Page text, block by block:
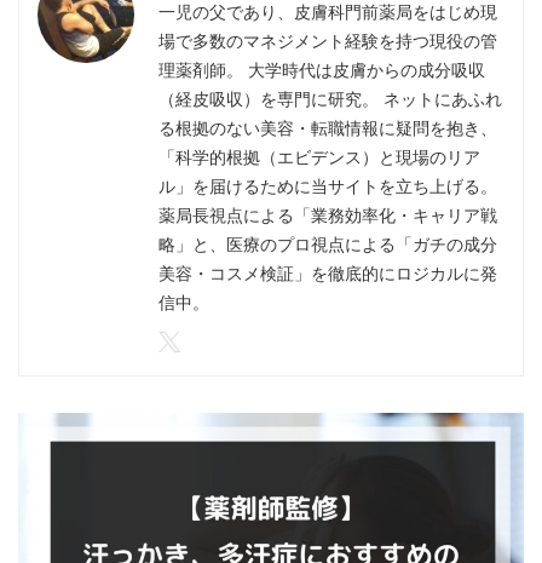
一児の父であり、皮膚科門前薬局をはじめ現
場で多数のマネジメント経験を持つ現役の管
理薬剤師。 大学時代は皮膚からの成分吸収
（経皮吸収）を専門に研究。 ネットにあふれ
る根拠のない美容・転職情報に疑問を抱き、
「科学的根拠（エビデンス）と現場のリア
ル」を届けるために当サイトを立ち上げる。
薬局長視点による「業務効率化・キャリア戦
略」と、医療のプロ視点による「ガチの成分
美容・コスメ検証」を徹底的にロジカルに発
信中。